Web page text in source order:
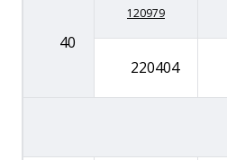
40
120979
220404